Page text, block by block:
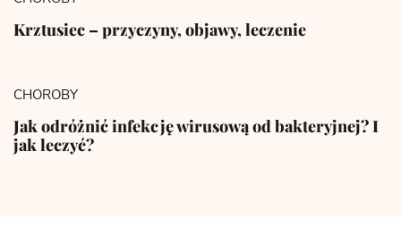
Krztusiec – przyczyny, objawy, leczenie
CHOROBY
Jak odróżnić infekcję wirusową od bakteryjnej? I
jak leczyć?